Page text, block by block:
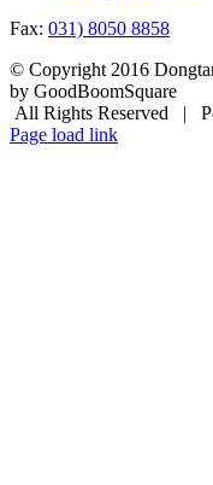
Fax: 031) 8050 8858
© Copyright 2016
by GoodBoomSquare
All Rights Reserved |
Page load link